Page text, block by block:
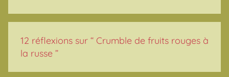
12 réflexions sur “ Crumble de fruits rouges à
la russe ”